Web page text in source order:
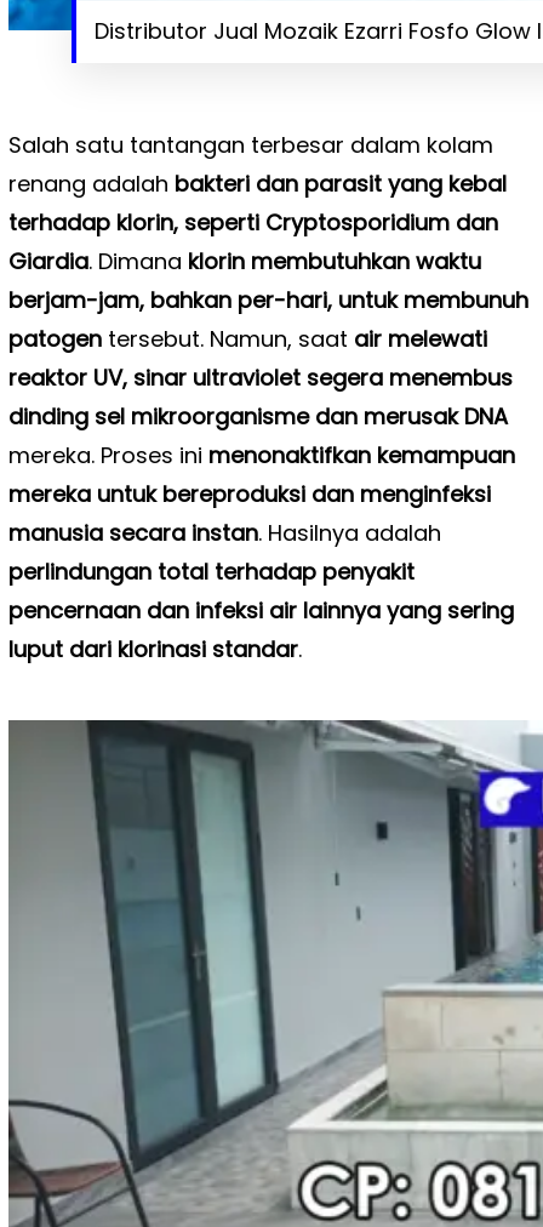
Distributor Jual Mozaik Ezarri Fosfo
Salah satu tantangan terbesar dalam kolam
renang adalah bakteri dan parasit yang kebal
terhadap klorin, seperti Cryptosporidium dan
Giardia. Dimana klorin membutuhkan waktu
berjam-jam, bahkan per-hari, untuk membunuh
patogentersebut. Namun, saat air melewati
reaktor UV, sinar ultraviolet segera menembus
dinding sel mikroorganisme dan merusak DNA
mereka. Proses ini menonaktifkan kemampuan
mereka untuk bereproduksi dan menginfeksi
manusia secara instan. Hasilnya adalah
perlindungan total terhadap penyakit
pencernaan dan infeksi air lainnya yang sering
luput dari klorinasi standar.